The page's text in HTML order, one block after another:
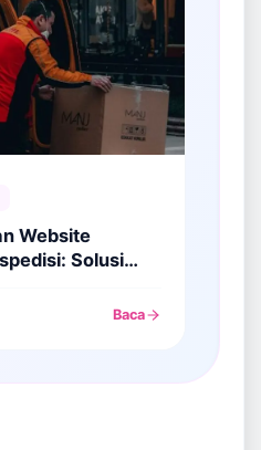
Website
Solusi
Baca